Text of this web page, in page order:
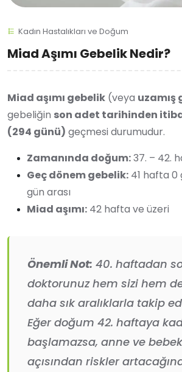
Kadın Hastalıkları ve Doğum
Miad Aşımı Gebelik Nedir?
Miad aşımı gebelik (veya uzamış
gebeliğin son adet tarihinden
(294 günü) geçmesi durumudur.
Zamanında doğum:37. – 42.
Geç dönem gebelik: 41 hafta 0
gün arası
Miad aşımı: 42 hafta ve üzeri
Önemli Not: 40. haftadan
doktorunuz hem sizi hem
daha sık aralıklarla takip
Eğer doğum 42. haftaya
başlamazsa, anne ve bebek
açısından riskler